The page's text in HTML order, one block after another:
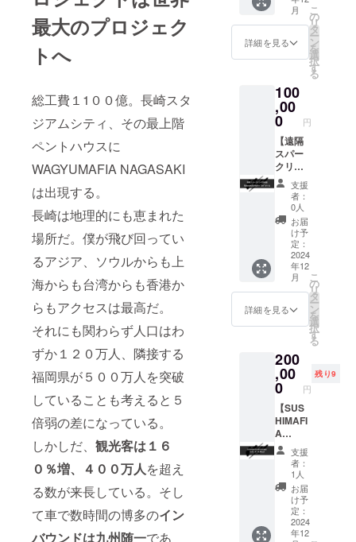
最大のプロジェク
トへ
総工費１1００億。長崎スタ
ジアムシティ、その最上階
ペントハウスに
WAGYUMAFIA NAGASAKI
は出現する。
長崎は地理的にも恵まれた
場所だ。僕が飛び回ってい
るアジア、ソウルからも上
海からも台湾からも香港か
らもアクセスは最高だ。
それにも関わらず人口はわ
ずか１２０万人、隣接する
福岡県が５００万人を突破
していることも考えると５
倍弱の差になっている。
しかしだ、 観光客は１６
０％増、４００万人を超え
る数が来長している。そし
て車で数時間の博多のイン
バウンドは九州随一であ
okグ
ループ
招待 ※
有効期
限 2025
末日ま
で ※ご
利用い
ただけ
る日時
は店舗
の営業
日に準
じま
す。 ※
支援プ
ランの
譲渡は
不可で
す。
Facebo
okグ
ループ
へのご
年12月
末日ま
で ※ご
ただけ
る日は
店舗の
営業日
に準じ
ます。
※支援プ
ランの
譲渡は
不可で
す。
提供し
ます ※
長崎店
ます ※
有効期
限 2025
年12月
末日ま
で ※
キャン
セル対
応不可
※本リ
ターン
には会
員権は
付きま
せんの
でご注
意くだ
さい ※
は店舗
の営業
日に準
じます
※支援プ
ランの
譲渡は
不可で
MAFIA
NAGAS
AKIオー
プン記
念Tシャ
トート
バック
をゲッ
トし
ちゃお
う！ ※
完成次
第のお
届けと
なりま
す ※送
料込み
※郵送で
のお届
けとな
ります
※サイズ
はオプ
ション
ださい
月
詳細を見る
こ
の
リ
タ
ー
ン
を
選
択
す
る
100
,00
0 円
【遠隔
スパー
クリン
グ日本
酒、写
xWAGY
UMAFI
A “SM”
ボト
ル】
WAGYU
MAFIA
NAGAS
AKIの
に
WAGYU
MAFIA
オリジ
ナルス
パーク
リング
日本
酒"SM"
を差し
入れで
きる権
利！！
遠方で
なかな
支援
者：
0人
お届
け予
定：
2024
年12
月
詳細を見る
こ
の
リ
タ
ー
ン
を
選
択
す
る
200
,00
0 円
残り9
【SUS
HIMAFI
A
NAGAS
AKI ス
ポン
サー札
特注小
20万円
食い町
支援
者：
1人
お届
け予
定：
2024
年12